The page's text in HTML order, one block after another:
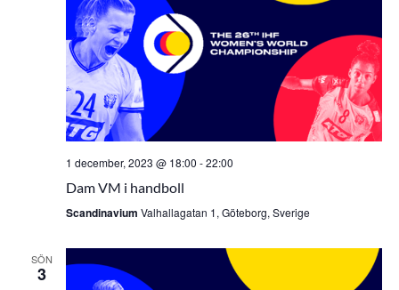
1 december, 2023 @ 18:00 -22:00
Dam VM i handboll
Scandinavium Valhallagatan 1, Göteborg, Sverige
SÖN
3